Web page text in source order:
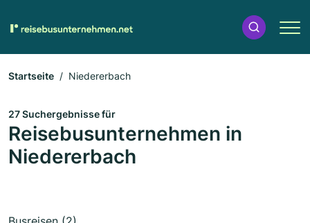
Startseite Niedererbach
27 Suchergebnisse für
Reisebusunternehmen in
Niedererbach